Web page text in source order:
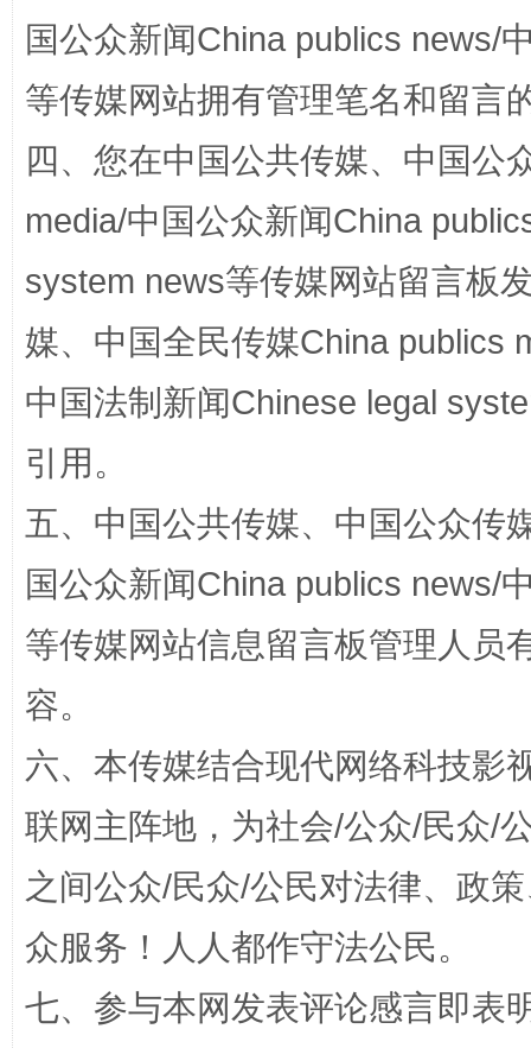
站台名比不上好声名
招工难、用工荒背后
国公众新闻China publics news/
等传媒网站拥有管理笔名和留言
四、您在中国公共传媒、中国公
media/中国公众新闻China
system news等传媒网站留言板
媒、中国全民传媒China publics
中国法制新闻Chinese legal
引用。
五、中国公共传媒、中国公众传
国公众新闻China publics news/
等传媒网站信息留言板管理人员
容。
六、本传媒结合现代网络科技影
联网主阵地，为社会/公众/民众/
之间公众/民众/公民对法律、政
众服务！人人都作守法公民。
七、参与本网发表评论感言即表